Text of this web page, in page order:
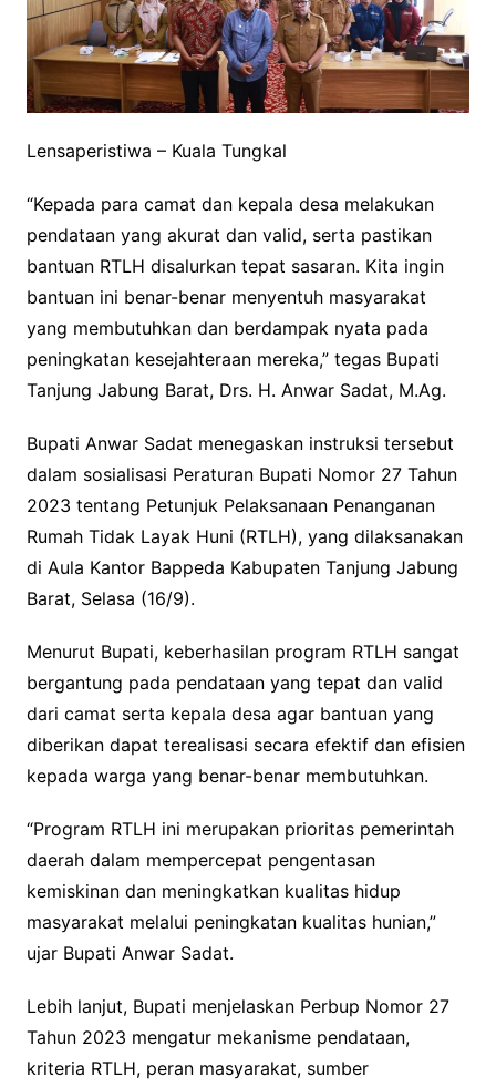
Lensaperistiwa – Kuala Tungkal
“Kepada para camat dan kepala desa melakukan
pendataan yang akurat dan valid, serta pastikan
bantuan RTLH disalurkan tepat sasaran. Kita ingin
bantuan ini benar-benar menyentuh masyarakat
yang membutuhkan dan berdampak nyata pada
peningkatan kesejahteraan mereka,” tegas Bupati
Tanjung Jabung Barat, Drs. H. Anwar Sadat, M.Ag.
Bupati Anwar Sadat menegaskan instruksi tersebut
dalam sosialisasi Peraturan Bupati Nomor 27 Tahun
2023 tentang Petunjuk Pelaksanaan Penanganan
Rumah Tidak Layak Huni (RTLH), yang dilaksanakan
di Aula Kantor Bappeda Kabupaten Tanjung Jabung
Barat, Selasa (16/9).
Menurut Bupati, keberhasilan program RTLH sangat
bergantung pada pendataan yang tepat dan valid
dari camat serta kepala desa agar bantuan yang
diberikan dapat terealisasi secara efektif dan efisien
kepada warga yang benar-benar membutuhkan.
“Program RTLH ini merupakan prioritas pemerintah
daerah dalam mempercepat pengentasan
kemiskinan dan meningkatkan kualitas hidup
masyarakat melalui peningkatan kualitas hunian,”
ujar Bupati Anwar Sadat.
Lebih lanjut, Bupati menjelaskan Perbup Nomor 27
Tahun 2023 mengatur mekanisme pendataan,
kriteria RTLH, peran masyarakat, sumber